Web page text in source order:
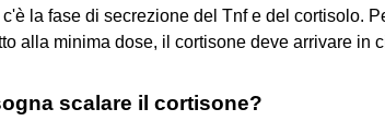
la fase di secrezione del Tnf e del cortisolo.
alla minima dose, il cortisone deve arrivare in
scalare il cortisone?